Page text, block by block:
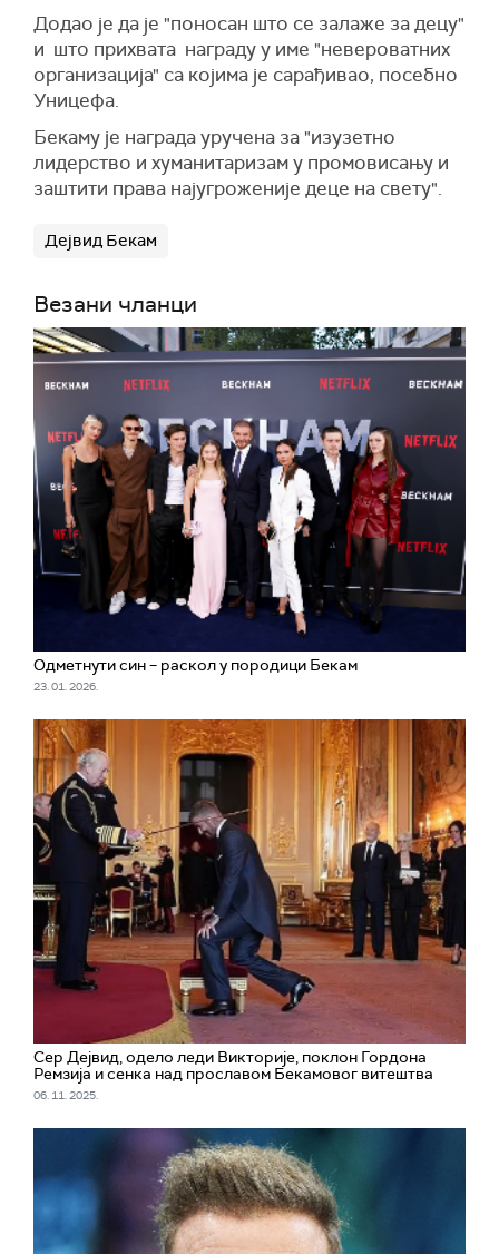
Додао је да је "поносан што се залаже за децу"
и што прихвата награду у име "невероватних
организација" са којима је сарађивао, посебно
Уницефа.
Бекаму је награда уручена за "изузетно
лидерство и хуманитаризам у промовисању и
заштити права најугроженије деце на свету".
Дејвид Бекам
Везани чланци
Одметнути син – раскол у породици Бекам
23. 01. 2026.
Сер Дејвид, одело леди Викторије, поклон Гордона
Ремзија и сенка над прославом Бекамовог витештва
06. 11. 2025.